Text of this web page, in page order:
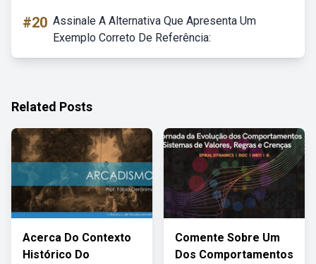
#20 Assinale A Alternativa Que Apresenta Um
Exemplo Correto De Referência:
Related Posts
Acerca Do Contexto
Histórico Do
Comente Sobre Um
Dos Comportamentos